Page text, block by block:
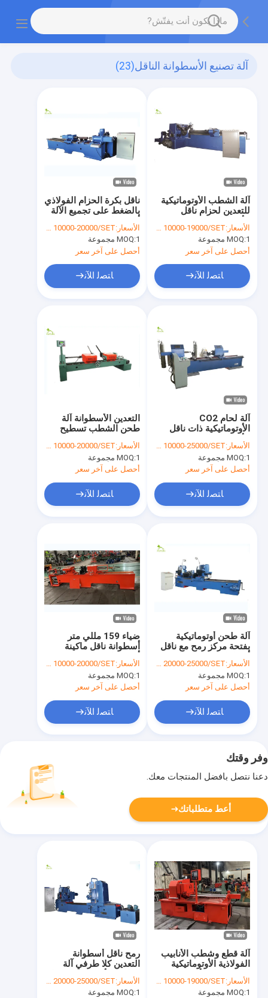
آلة تصنيع الأسطوانة الناقل(23)
ناقل بكرة الحزام الفولاذي
بالضغط على تجميع الآلة
أوتوماتيكي
الأسعار:USD 10000-20000/SET
MOQ:1 مجموعة
أحصل على آخر سعر
ﺎﺘﺼﻟ ﺍﻶﻧ
آلة الشطب الأوتوماتيكية
للتعدين لحزام ناقل
الأسطوانة ضياء 219 مم
الأسعار:USD 10000-19000/SET
MOQ:1 مجموعة
أحصل على آخر سعر
ﺎﺘﺼﻟ ﺍﻶﻧ
التعدين الأسطوانة آلة
طحن الشطب تسطيح
ضياء 20 مم 40 مم
الأسعار:USD 10000-20000/SET
MOQ:1 مجموعة
أحصل على آخر سعر
ﺎﺘﺼﻟ ﺍﻶﻧ
آلة لحام CO2
الأوتوماتيكية ذات ناقل
الأسطوانة الفولاذية في
تعدين الفحم
الأسعار:USD 10000-25000/SET
MOQ:1 مجموعة
أحصل على آخر سعر
ﺎﺘﺼﻟ ﺍﻶﻧ
ضياء 159 مللي متر
أسطوانة ناقل ماكينة
أوتوماتيكية بالضغط
المتصاعد
الأسعار:USD 10000-20000/SET
MOQ:1 مجموعة
أحصل على آخر سعر
ﺎﺘﺼﻟ ﺍﻶﻧ
آلة طحن أوتوماتيكية
بفتحة مركز رمح مع ناقل
أسطواني فولاذي
الأسعار:USD 20000-25000/SET
MOQ:1 مجموعة
أحصل على آخر سعر
ﺎﺘﺼﻟ ﺍﻶﻧ
وفر وقتك
دعنا نتصل بأفضل المنتجات معك.
أعط متطلباتك
رمح ناقل أسطوانة
التعدين كلا طرفي آلة
الطحن الأوتوماتيكية ضياء
20 مم
الأسعار:USD 20000-25000/SET
MOQ:1 مجموعة
آلة قطع وشطب الأنابيب
الفولاذية الأوتوماتيكية
لحزام ناقل الأسطوانة
الأسعار:USD 10000-19000/SET
MOQ:1 مجموعة